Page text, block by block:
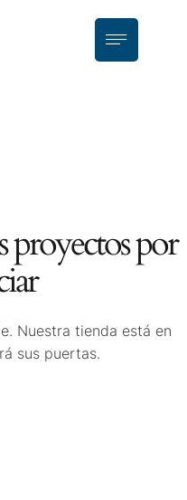
proyectos por
Nuestra tienda está en
sus puertas.